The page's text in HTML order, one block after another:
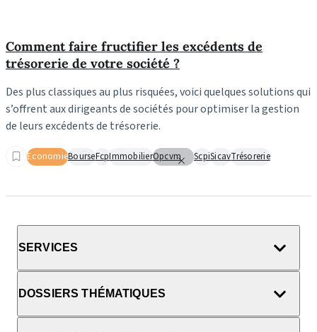
Comment faire fructifier les excédents de
trésorerie de votre société ?
Des plus classiques au plus risquées, voici quelques solutions qui
s’offrent aux dirigeants de sociétés pour optimiser la gestion
de leurs excédents de trésorerie.
EconomieBourseFcpImmobilierOpcvm ScpiSicavTrésorerie
SERVICES
DOSSIERS THÉMATIQUES